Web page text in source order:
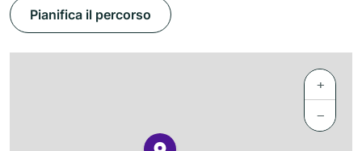
Pianifica il percorso
+
−